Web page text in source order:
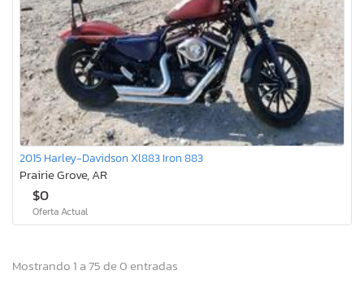
2015 Harley-Davidson Xl883 Iron 883
Prairie Grove, AR
$0
Oferta Actual
Mostrando 1 a 75 de 0 entradas